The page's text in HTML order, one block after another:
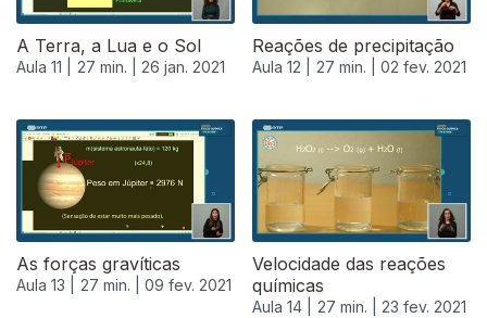
A Terra, a Lua e o Sol
Aula 11 | 27 min. | 26 jan. 2021
Reações de precipitação
Aula 12 | 27 min. | 02 fev. 2021
As forças gravíticas
Aula 13 | 27 min. | 09 fev. 2021
Velocidade das reações
químicas
Aula 14 | 27 min. | 23 fev. 2021